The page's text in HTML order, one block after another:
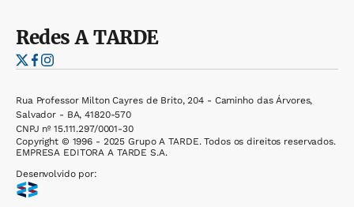
RedesA TARDE
Rua Professor Milton Cayres de Brito, 204 - Caminho das Árvores,
Salvador - BA, 41820-570
CNPJ nº 15.111.297/0001-30
Copyright © 1996 - 2025 Grupo A TARDE. Todos os direitos reservados.
EMPRESA EDITORA A TARDE S.A.
Desenvolvido por: